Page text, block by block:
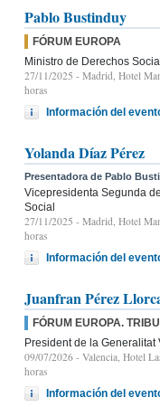
Pablo Bustinduy
FÓRUM EUROPA
Ministro de Derechos
27/11/2025 - Madrid, Hotel
horas
Información del
Yolanda Díaz Pérez
Presentadora de Pablo
Vicepresidenta Segunda
Social
27/11/2025 - Madrid, Hotel
horas
Información del
Juanfran Pérez
FÓRUM EUROPA.
President de la Generalitat
09/07/2026 - Valencia, Hotel
horas
Información del